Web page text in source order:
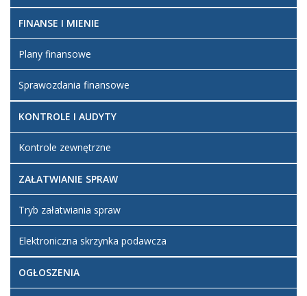
FINANSE I MIENIE
Plany finansowe
Sprawozdania finansowe
KONTROLE I AUDYTY
Kontrole zewnętrzne
ZAŁATWIANIE SPRAW
Tryb załatwiania spraw
Elektroniczna skrzynka podawcza
OGŁOSZENIA